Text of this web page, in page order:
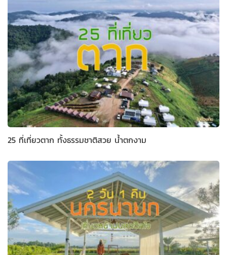
25 ที่เที่ยวตาก ทั้งธรรมชาติสวย น้ำตกงาม